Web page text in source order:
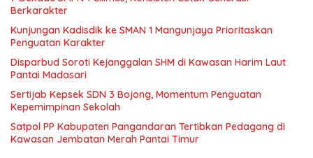
Berkarakter
Kunjungan Kadisdik ke SMAN 1 Mangunjaya Prioritaskan
Penguatan Karakter
Disparbud Soroti Kejanggalan SHM di Kawasan Harim Laut
Pantai Madasari
Sertijab Kepsek SDN 3 Bojong, Momentum Penguatan
Kepemimpinan Sekolah
Satpol PP Kabupaten Pangandaran Tertibkan Pedagang di
Kawasan Jembatan Merah Pantai Timur